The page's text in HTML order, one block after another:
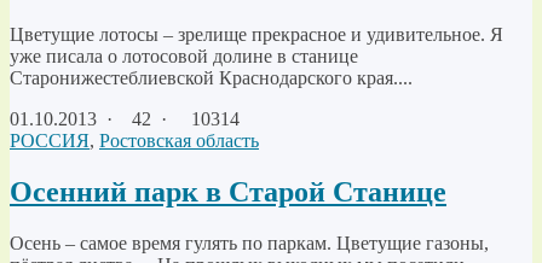
Цветущие лотосы – зрелище прекрасное и удивительное. Я
уже писала о лотосовой долине в станице
Старонижестеблиевской Краснодарского края....
01.10.2013 · 42 ·
10314
РОССИЯ, Ростовская область
Осенний парк в Старой Станице
Осень – самое время гулять по паркам. Цветущие газоны,